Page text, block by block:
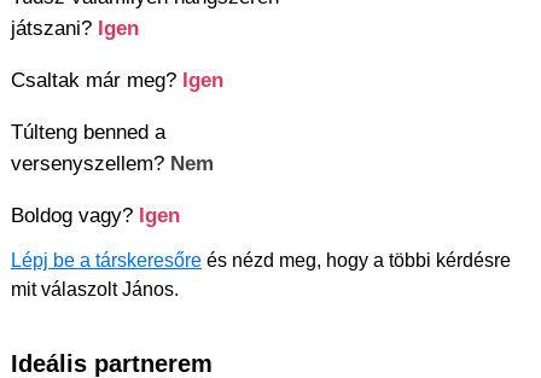
játszani? Igen
Csaltak már meg? Igen
Túlteng benned a
versenyszellem? Nem
Boldog vagy? Igen
Lépj be a társkeresőre és nézd meg, hogy a többi kérdésre
mit válaszolt János.
Ideális partnerem